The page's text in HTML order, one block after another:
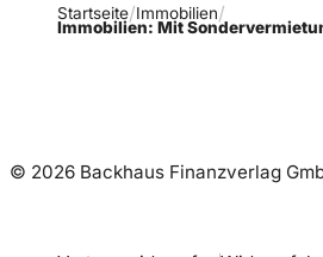
Startseite Immobilien
Immobilien: Mit
© 2026 Backhaus Finanzverlag